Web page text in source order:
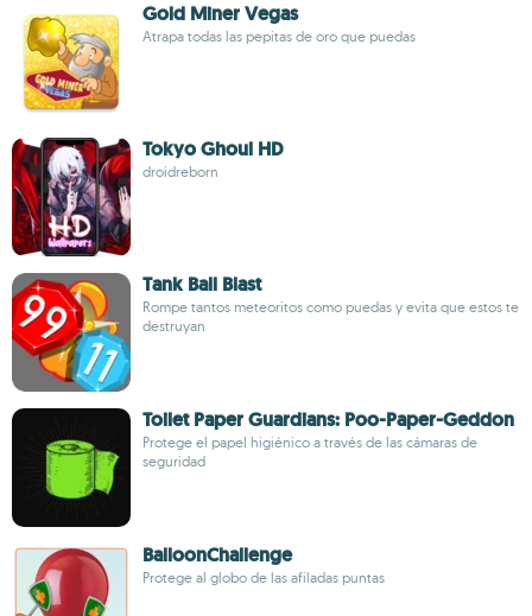
Gold Miner Vegas
Atrapa todas las pepitas de oro que puedas
Tokyo Ghoul HD
droidreborn
Tank Ball Blast
Rompe tantos meteoritos como puedas y evita que estos te
destruyan
Toilet Paper Guardians: Poo-Paper-Geddon
Protege el papel higiénico a través de las cámaras de
seguridad
BalloonChallenge
Protege al globo de las afiladas puntas